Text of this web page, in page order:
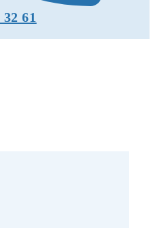
61